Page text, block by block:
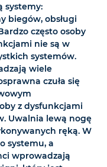
systemy:
biegów, obsługi
często osoby
nie są w
systemów.
wiele
czuła się
z dysfunkcjami
Uwalnia lewą nogę
ręką. W
systemu, a
wprowadzają